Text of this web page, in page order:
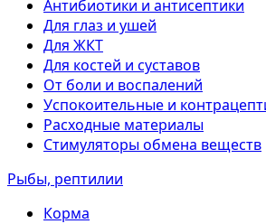
Антибиотики и антисептики
Для глаз и ушей
Для ЖКТ
Для костей и суставов
От боли и воспалений
Успокоительные и
Расходные материалы
Стимуляторы обмена веществ
Рыбы, рептилии
Корма